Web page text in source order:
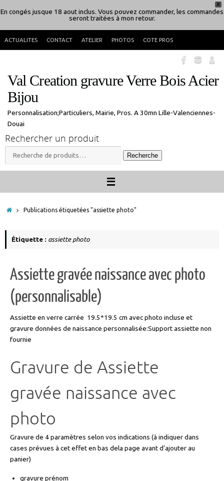
X
En congés jusque 18 aout inclus. Vous pouvez commander, les commandes
seront traitées à mon retour.
ACTUALITES CONTACT ATELIER PHOTOS COTE PROS
Val Creation gravure Verre Bois Acier
Bijou
Personnalisation;Particuliers, Mairie, Pros. A 30mn Lille-Valenciennes-
Douai
Rechercher un produit
Recherche
pour :
Recherche
Accueil
Publications étiquetées "assiette photo"
Étiquette : assiette photo
Assiette gravée naissance avec photo
(personnalisable)
Assiette en verre carrée 19.5*19.5 cm avec photo incluse et
gravure données de naissance personnalisée:Support assiette non
fournie
Gravure de Assiette
gravée naissance avec
photo
Gravure de 4 paramètres selon vos indications (à indiquer dans
cases prévues à cet effet en bas dela page avant d’ajouter au
panier)
gravure prénom